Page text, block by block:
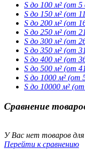
S до 100 м² (от
S до 150 м² (от
S до 200 м² (от
S до 250 м² (от
S до 300 м² (от
S до 350 м² (от
S до 400 м² (от
S до 500 м² (от
S до 1000 м² (от
S до 10000 м²
Сравнение
У Вас нет товаров для
Перейти к сравнению